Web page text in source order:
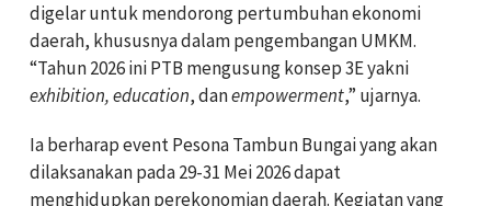
digelar untuk mendorong pertumbuhan ekonomi
daerah, khususnya dalam pengembangan UMKM.
“Tahun 2026 ini PTB mengusung konsep 3E yakni
exhibition, education, danempowerment,” ujarnya.
Ia berharap event Pesona Tambun Bungai yang akan
dilaksanakan pada 29-31 Mei 2026 dapat
menghidupkan perekonomian daerah. Kegiatan yang